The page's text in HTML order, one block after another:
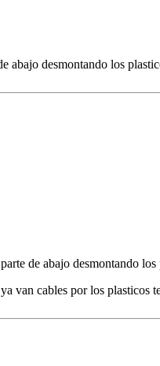
abajo desmontando los
de abajo desmontando
van cables por los plasticos